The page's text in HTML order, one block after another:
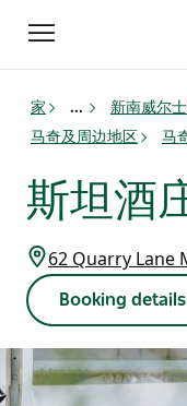
Toggle
navigation
家 ... 新南威尔
马奇及周边地区
马
斯坦酒
62 Quarry Lane
Booking details